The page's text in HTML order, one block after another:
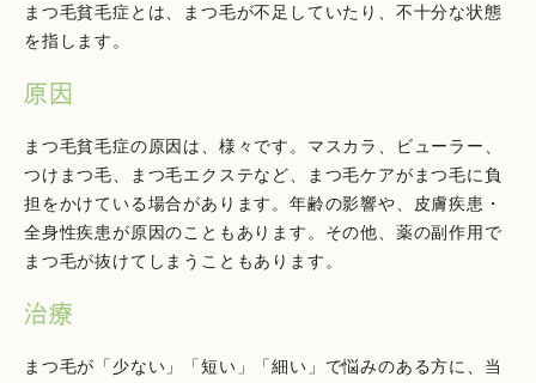
まつ毛貧毛症とは、まつ毛が不足していたり、不十分な状態
を指します。
原因
まつ毛貧毛症の原因は、様々です。マスカラ、ビューラー、
つけまつ毛、まつ毛エクステなど、まつ毛ケアがまつ毛に負
担をかけている場合があります。年齢の影響や、皮膚疾患・
全身性疾患が原因のこともあります。その他、薬の副作用で
まつ毛が抜けてしまうこともあります。
治療
まつ毛が「少ない」「短い」「細い」で悩みのある方に、当